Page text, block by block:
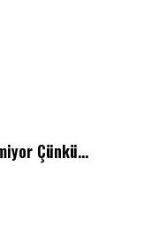
Çünkü…